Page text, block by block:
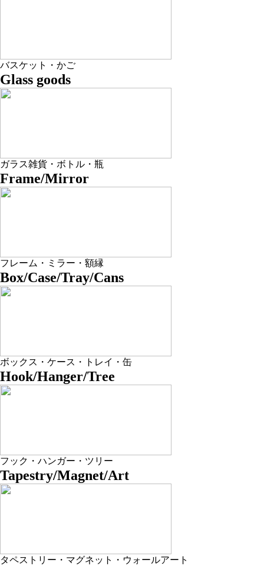
バスケット・かご
Glass goods
ガラス雑貨・ボトル・瓶
Frame/Mirror
フレーム・ミラー・額縁
Box/Case/Tray/Cans
ボックス・ケース・トレイ・缶
Hook/Hanger/Tree
フック・ハンガー・ツリー
Tapestry/Magnet/Art
タペストリー・マグネット・ウォールアート